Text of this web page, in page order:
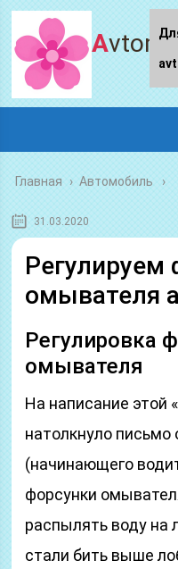
Главная › Автомобиль
31.03.2020
Регулируем
омывателя
Регулировка
омывателя
На написание этой
натолкнуло письмо
(начинающего
форсунки
распылять воду на
стали бить выше